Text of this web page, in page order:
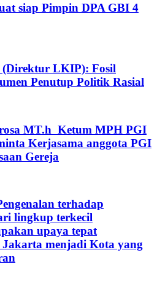
siap Pimpin DPA GBI 4
LKIP): Fosil
Penutup Politik Rasial
MT.h Ketum MPH PGI
Kerjasama anggota PGI
Gereja
terhadap
lingkup terkecil
upaya tepat
Jakarta menjadi Kota yang